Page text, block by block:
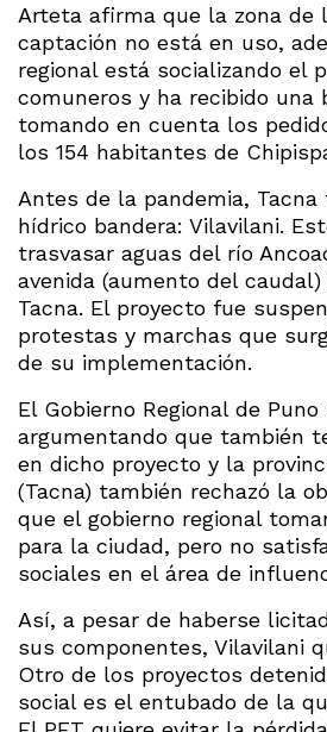
Arteta afirma que la zona de
captación no está en uso,
regional está socializando el
comuneros y ha recibido una
tomando en cuenta los
los 154 habitantes de
Antes de la pandemia,
hídrico bandera: Vilavilani.
trasvasar aguas del río
avenida (aumento del
Tacna. El proyecto fue
protestas y marchas que
de su implementación.
El Gobierno Regional de Puno
argumentando que también
en dicho proyecto y la
(Tacna) también rechazó la
que el gobierno regional
para la ciudad, pero no
sociales en el área de
Así, a pesar de haberse
sus componentes, Vilavilani
Otro de los proyectos
social es el entubado de la